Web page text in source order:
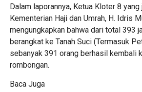
Dalam laporannya, Ketua Kloter 8
Kementerian Haji dan Umrah, H. Idris
mengungkapkan bahwa dari total 393
berangkat ke Tanah Suci (Termasuk
sebanyak 391 orang berhasil kembali
rombongan.
Baca Juga